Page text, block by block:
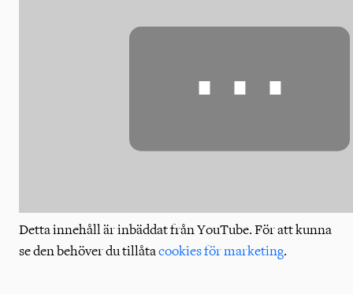
⋯
Detta innehåll är inbäddat från YouTube. För att kunna
se den behöver du tillåtacookies för marketing.